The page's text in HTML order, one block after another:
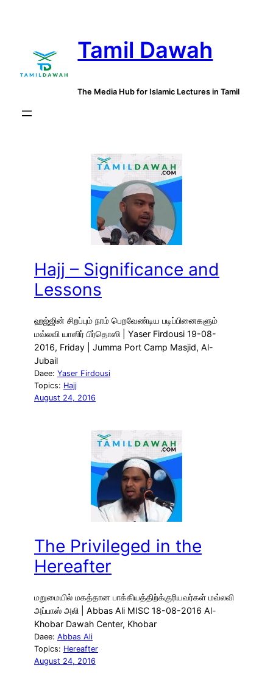
Tamil Dawah
The Media Hub for Islamic Lectures in Tamil
Hajj – Significance and
Lessons
ஹஜ்ஜின் சிறப்பும் நாம் பெறவேண்டிய படிப்பினைகளும்
மவ்லவி யாஸிர் பிர்தொஸி | Yaser Firdousi 19-08-
2016, Friday | Jumma Port Camp Masjid, Al-
Jubail
Daee: Yaser Firdousi
Topics: Hajj
August 24, 2016
The Privileged in the
Hereafter
மறுமையில் மகத்தான பாக்கியத்திற்க்குரியவர்கள் மவ்லவி
அப்பாஸ் அலி | Abbas Ali MISC 18-08-2016 Al-
Khobar Dawah Center, Khobar
Daee: Abbas Ali
Topics: Hereafter
August 24, 2016